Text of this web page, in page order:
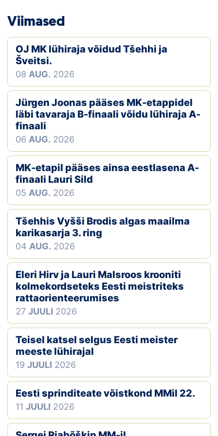
Viimased
OJ MK lühiraja võidud Tšehhi ja
Šveitsi.
08 AUG. 2026
Jürgen Joonas pääses MK-etappidel
läbi tavaraja B-finaali võidu lühiraja A-
finaali
06 AUG. 2026
MK-etapil pääses ainsa eestlasena A-
finaali Lauri Sild
05 AUG. 2026
Tšehhis Vyšši Brodis algas maailma
karikasarja 3. ring
04 AUG. 2026
Eleri Hirv ja Lauri Malsroos krooniti
kolmekordseteks Eesti meistriteks
rattaorienteerumises
27 JUULI 2026
Teisel katsel selgus Eesti meister
meeste lühirajal
19 JUULI 2026
Eesti sprinditeate võistkond MMil 22.
11 JUULI 2026